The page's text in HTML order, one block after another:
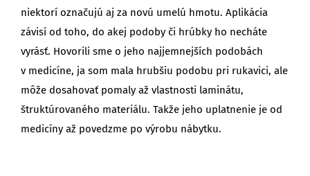
niektorí označujú aj za novú umelú hmotu. Aplikácia
závisí od toho, do akej podoby či hrúbky ho necháte
vyrásť. Hovorili sme o jeho najjemnejších podobách
v medicíne, ja som mala hrubšiu podobu pri rukavici, ale
môže dosahovať pomaly až vlastnosti laminátu,
štruktúrovaného materiálu. Takže jeho uplatnenie je od
medicíny až povedzme po výrobu nábytku.